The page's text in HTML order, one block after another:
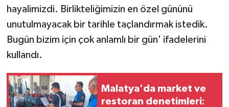
hayalimizdi. Birlikteliğimizin en özel gününü
unutulmayacak bir tarihle taçlandırmak istedik.
Bugün bizim için çok anlamlı bir gün' ifadelerini
kullandı.
Malatya'da market ve
restoran denetimleri: